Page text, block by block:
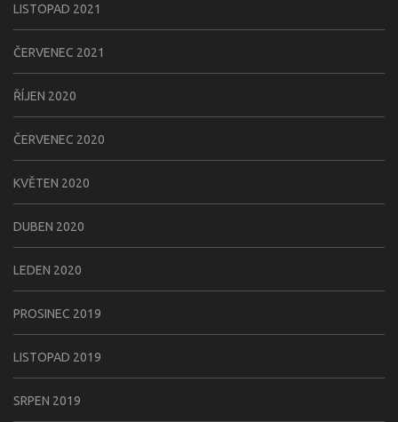
LISTOPAD 2021
ČERVENEC 2021
ŘÍJEN 2020
ČERVENEC 2020
KVĚTEN 2020
DUBEN 2020
LEDEN 2020
PROSINEC 2019
LISTOPAD 2019
SRPEN 2019